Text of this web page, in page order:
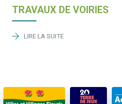
TRAVAUX DE VOIRIES
LIRE LA SUITE